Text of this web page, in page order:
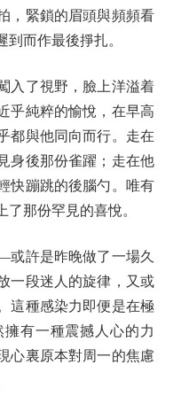
，緊鎖的眉頭與頻頻看
而作最後掙扎。
了視野，臉上洋溢着
乎純粹的愉悅，在早高
都與他同向而行。走在
身後那份雀躍；走在他
快蹦跳的後腦勺。唯有
那份罕見的喜悅。
許是昨晚做了一場久
一段迷人的旋律，又或
這種感染力即便是在極
有一種震撼人心的力
心裏原本對周一的焦慮